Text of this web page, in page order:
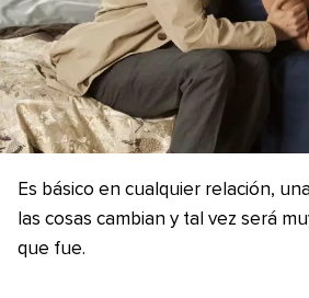
Es básico en cualquier relación,
las cosas cambian y tal vez será
que fue.